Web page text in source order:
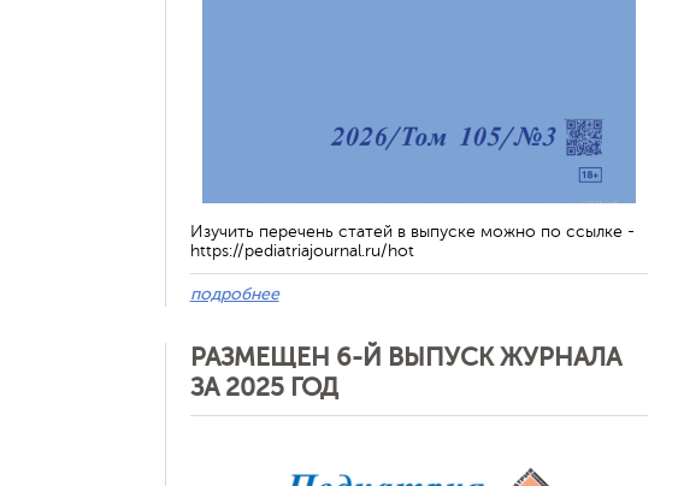
Изучить перечень статей в выпуске можно по ссылке -
https://pediatriajournal.ru/hot
подробнее
РАЗМЕЩЕН 6-Й ВЫПУСК ЖУРНАЛА
ЗА 2025 ГОД